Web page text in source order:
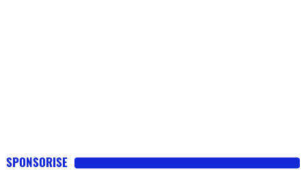
SPONSORISE